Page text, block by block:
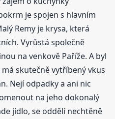
je spojen s hlavním
Remy je krysa, která
Vyrůstá společně
na venkově Paříže. A byl
skutečně vytříbený vkus
Nejí odpadky a ani nic
na jeho dokonalý
jídlo, se oddělí nechtěně